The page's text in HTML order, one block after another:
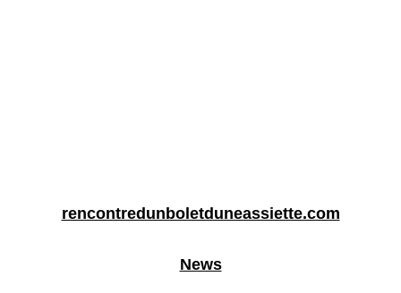
rencontredunboletduneassiette.com
News